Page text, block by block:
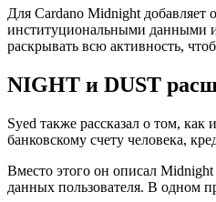
Для Cardano Midnight добавляет
институциональными данными и
раскрывать всю активность,
NIGHT и DUST
Syed также рассказал о том,
банковскому счету человека,
Вместо этого он описал
данных пользователя. В одном